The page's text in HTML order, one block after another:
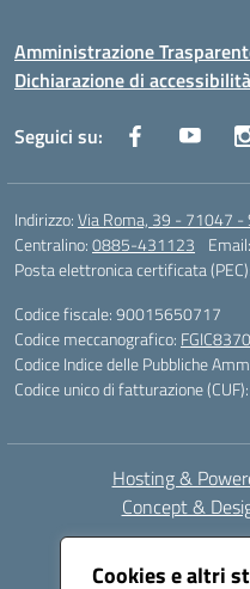
Cookies e altri
Amministrazione
Dichiarazione di accessibilità
Seguici su:
Indirizzo:Via Roma, 39 - 71047 -
Centralino:0885-431123 Email:
Posta elettronica certificata (PEC):
Codice fiscale: 90015650717
Codice meccanografico:
Codice Indice delle Pubbliche
Codice unico di fatturazione
Hosting &
Concept &